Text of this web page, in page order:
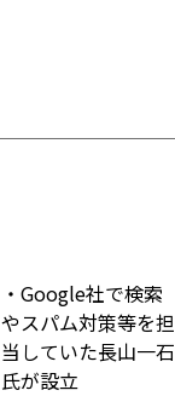
・Google社で検索
やスパム対策等を担
当していた長山一石
氏が設立